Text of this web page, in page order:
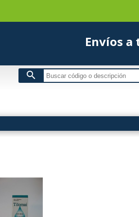
search